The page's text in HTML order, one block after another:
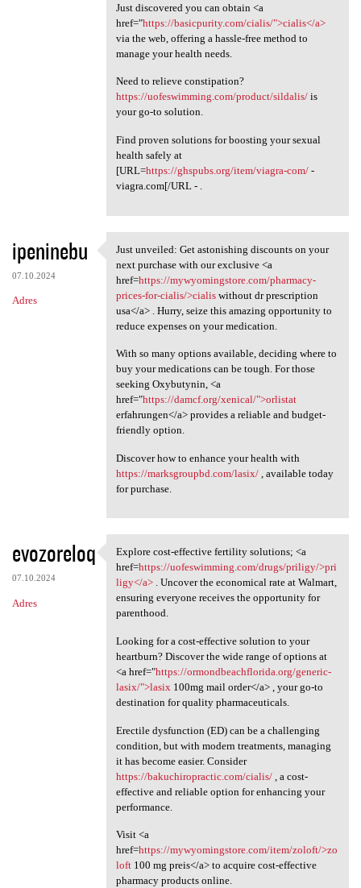
Just discovered you can obtain <a
href="https://basicpurity.com/cialis/">cialis</a>
via the web, offering a hassle-free method to
manage your health needs.
Need to relieve constipation?
https://uofeswimming.com/product/sildalis/is
your go-to solution.
Find proven solutions for boosting your sexual
health safely at
[URL=https://ghspubs.org/item/viagra-com/-
viagra.com[/URL - .
ipeninebu
07.10.2024
Adres
Just unveiled: Get
Just unveiled: Get astonishing discounts on your
next purchase with our exclusive <a
href=https://mywyomingstore.com/pharmacy-
prices-for-cialis/>cialiswithout dr prescription
usa</a> . Hurry, seize this amazing opportunity to
reduce expenses on your medication.
With so many options available, deciding where to
buy your medications can be tough. For those
seeking Oxybutynin, <a
href="https://damcf.org/xenical/">orlistat
erfahrungen</a> provides a reliable and budget-
friendly option.
Discover how to enhance your health with
https://marksgroupbd.com/lasix/, available today
for purchase.
evozoreloq
07.10.2024
Adres
Explore cost-effective
Explore cost-effective fertility solutions; <a
href=https://uofeswimming.com/drugs/priligy/>pri
ligy</a>. Uncover the economical rate at Walmart,
ensuring everyone receives the opportunity for
parenthood.
Looking for a cost-effective solution to your
heartburn? Discover the wide range of options at
<a href="https://ormondbeachflorida.org/generic-
lasix/">lasix 100mg mail order</a> , your go-to
destination for quality pharmaceuticals.
Erectile dysfunction (ED) can be a challenging
condition, but with modern treatments, managing
it has become easier. Consider
https://bakuchiropractic.com/cialis/, a cost-
effective and reliable option for enhancing your
performance.
Visit <a
href=https://mywyomingstore.com/item/zoloft/>zo
loft100 mg preis</a> to acquire cost-effective
pharmacy products online.